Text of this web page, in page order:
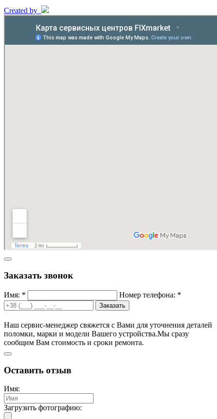
Created by
Заказать звонок
Имя: * Номер телефона: *
Заказать
Наш сервис-менеджер свяжется с Вами для уточнения деталей
поломки, марки и модели Вашего устройства.Мы сразу
сообщим Вам стоимость и сроки ремонта.
Оставить отзыв
Имя:
Загрузить фотографию: